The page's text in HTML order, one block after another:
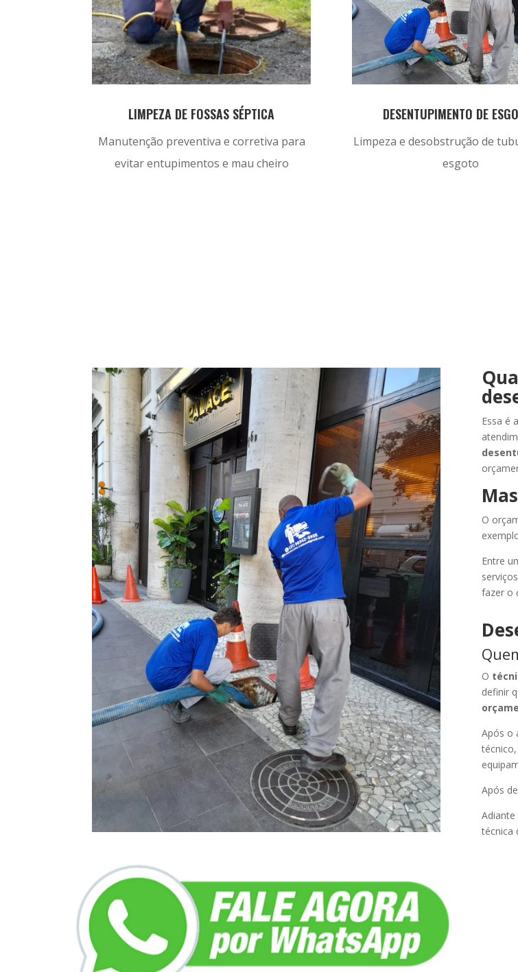
LIMPEZA DE FOSSAS SÉPTICA
Manutenção preventiva e corretiva para
evitar entupimentos e mau cheiro
DESENTUPIMENTO DE
Limpeza e desobstrução de
esgoto
Essa é
O
Entre
fazer o
O
definir
Após o
Após
técnica